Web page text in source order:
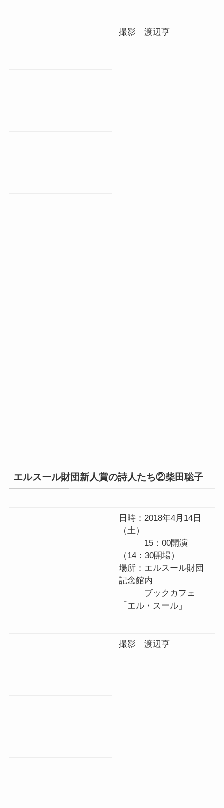
撮影 渡辺亨
エルスール財団新人賞の詩人たち②柴田聡子
日時：2018年4月14日
（土）
15：00開演
（14：30開場）
場所：エルスール財団
記念館内
ブックカフェ
「エル・スール」
撮影 渡辺亨